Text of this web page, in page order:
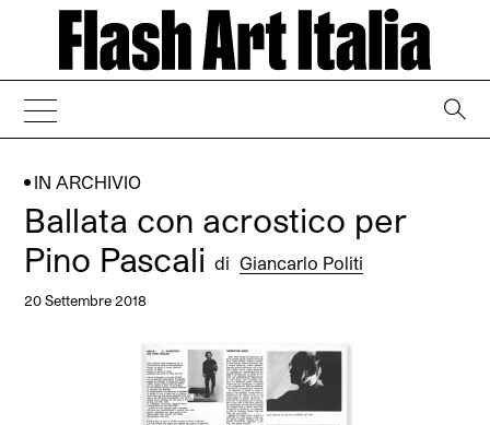
IN ARCHIVIO
Ballata con acrostico per
Pino Pascalidi Giancarlo Politi
20 Settembre 2018